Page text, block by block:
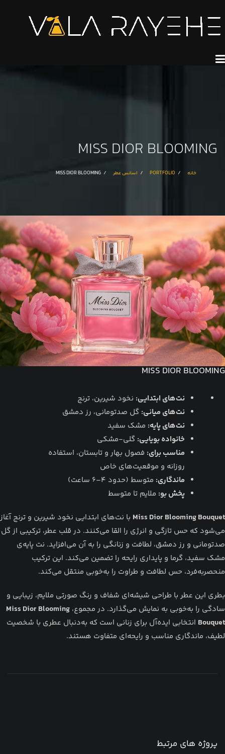
MISS DIOR BLOOMING
خانه PORTFOLIO اسانس عطر MISS DIOR BLOOMING
MISS DIOR BLOOMING
نت‌های ابتدایی: نخود شیرین، ترنج
نت‌های میانی: گل صدتومانی، رز دمشق
نت‌های پایه: مشک سفید
خانواده بویایی: گلی-مشکی
مناسب برای: فصول بهار و تابستان، استفاده
روزانه و موقعیت‌های خاص
ماندگاری: متوسط (حدود ۴–۶ ساعت)
پخش بو: ملایم تا متوسط
Miss Dior Blooming Bouquet با نت‌های ابتدایی نخود شیرین و ترنج آغاز
می‌شود که حس تازگی و انرژی را القا می‌کنند. در قلب عطر، ترکیبی از گل
صدتومانی و رز دمشق، لطافت و زنانگی را به آن می‌افزاید. نت پایه‌ی
مشک سفید، گرما و پایداری رایحه را تضمین می‌کند. این ترکیب
منحصربه‌فرد، حس لطافت و طراوت را به‌خوبی منتقل می‌کند.
بطری این عطر با طراحی شیشه‌ای شفاف و رنگ صورتی ملایم، زیبایی و
سادگی را به‌خوبی به نمایش می‌گذارد. در مجموع، Miss Dior Blooming
Bouquet انتخابی ایده‌آل برای زنانی است که به‌دنبال عطری با شخصیت
لطیف، ماندگاری مناسب و رایحه‌ای متفاوت هستند.
پروژه های مرتبط